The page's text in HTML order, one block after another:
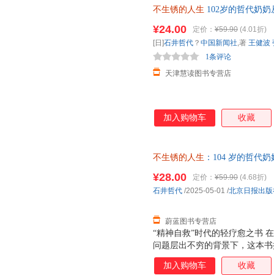
不生锈的人生 102岁的哲代奶
¥24.00 定价： ¥59.90 (4.01折)
天津慧读图书专营店
1条评论
[日]石井哲代 ？ 中国新闻社,著 王健波
加入购物车 收藏
不生锈的人生 ：104 岁的哲代
“精神自救”时代的轻疗愈之书
问题层出不穷的背景下，这本
喊口号，而是通过一个102岁
气。 对年轻人，它是一种未来
¥28.00 定价： ¥59.90 (4.68折)
蔚蓝图书专营店
石井哲代 /2025-05-01 /北京日报出
加入购物车 收藏